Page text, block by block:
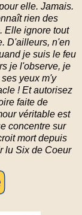
elle. Jamais.
rien des
Elle ignore tout
D'ailleurs, n'en
je suis le feu
je l'observe, je
yeux m'y
! Et autorisez
faite de
véritable est
concentre sur
mort depuis
lu Six de Coeur